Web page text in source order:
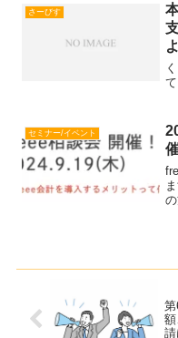
さーびす
セミナー/イベント